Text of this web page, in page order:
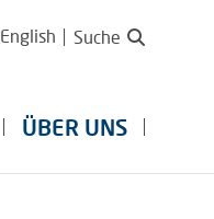
English Suche
ÜBER UNS